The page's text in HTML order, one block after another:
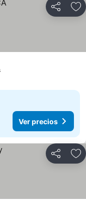
Compartir
Ver precios
Ver precios
Compartir